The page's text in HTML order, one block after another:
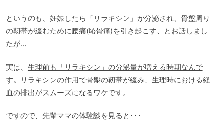
というのも、妊娠したら「リラキシン」が分泌され、骨盤周り
の靭帯が緩むために腰痛(恥骨痛)を引き起こす、とお話しまし
たが…
実は、 生理前も「リラキシン」の分泌量が増える時期なんで
す。
リラキシンの作用で骨盤の靭帯が緩み、生理時における経
血の排出がスムーズになるワケです。
ですので、先輩ママの体験談を見ると･･･